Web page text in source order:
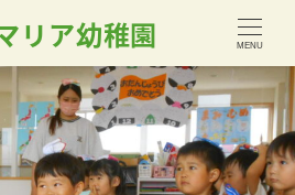
リア幼稚園 MENU